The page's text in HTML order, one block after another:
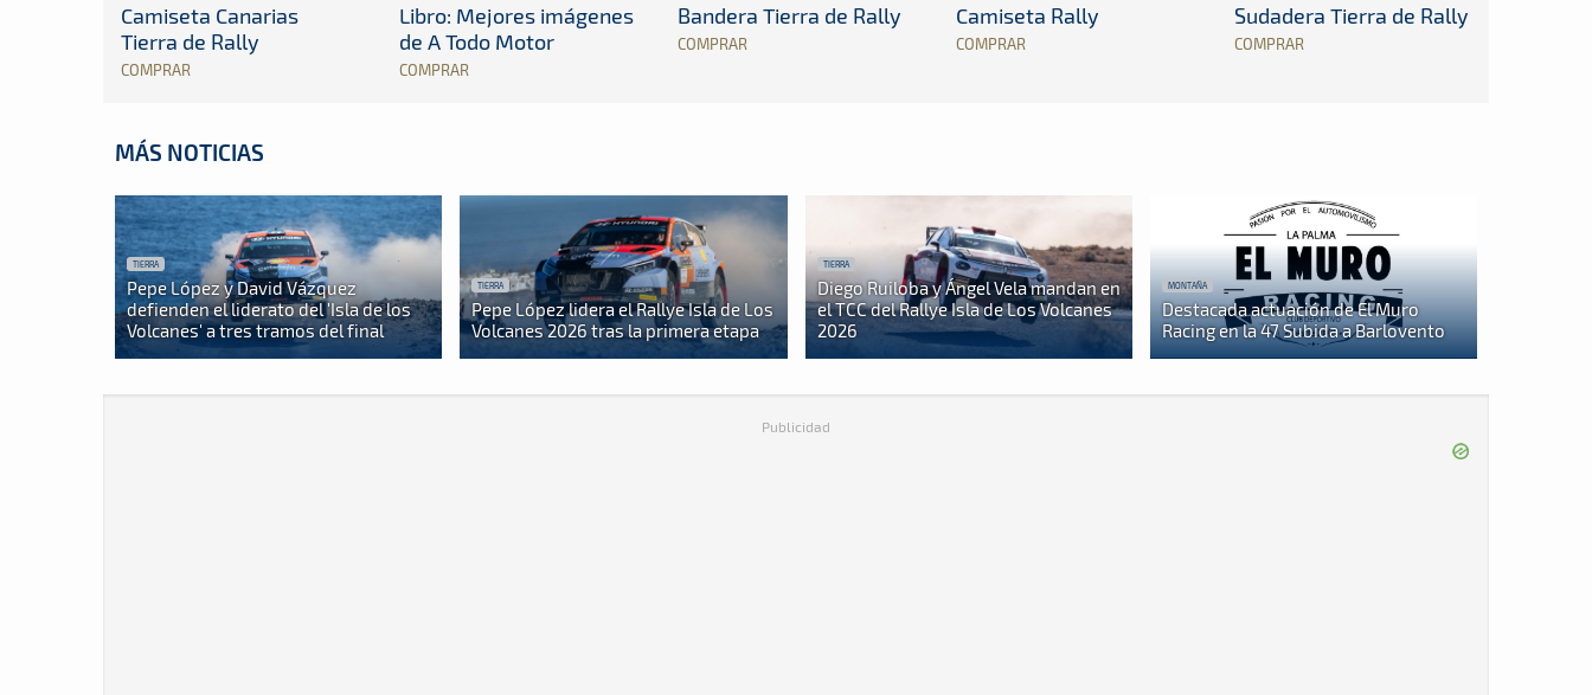
Camiseta Canarias
Tierra de Rally
COMPRAR
Libro: Mejores imágenes
de A Todo Motor
COMPRAR
Bandera Tierra de Rally
COMPRAR
Camiseta Rally
COMPRAR
Sudadera Tierra de Rally
COMPRAR
MÁS NOTICIAS
TIERRA
Pepe López y David Vázquez
defienden el liderato del 'Isla de los
Volcanes' a tres tramos del final
TIERRA
Pepe López lidera el Rallye Isla de Los
Volcanes 2026 tras la primera etapa
TIERRA
Diego Ruiloba y Ángel Vela mandan en
el TCC del Rallye Isla de Los Volcanes
2026
MONTAÑA
Destacada actuación de El Muro
Racing en la 47 Subida a Barlovento
Publicidad